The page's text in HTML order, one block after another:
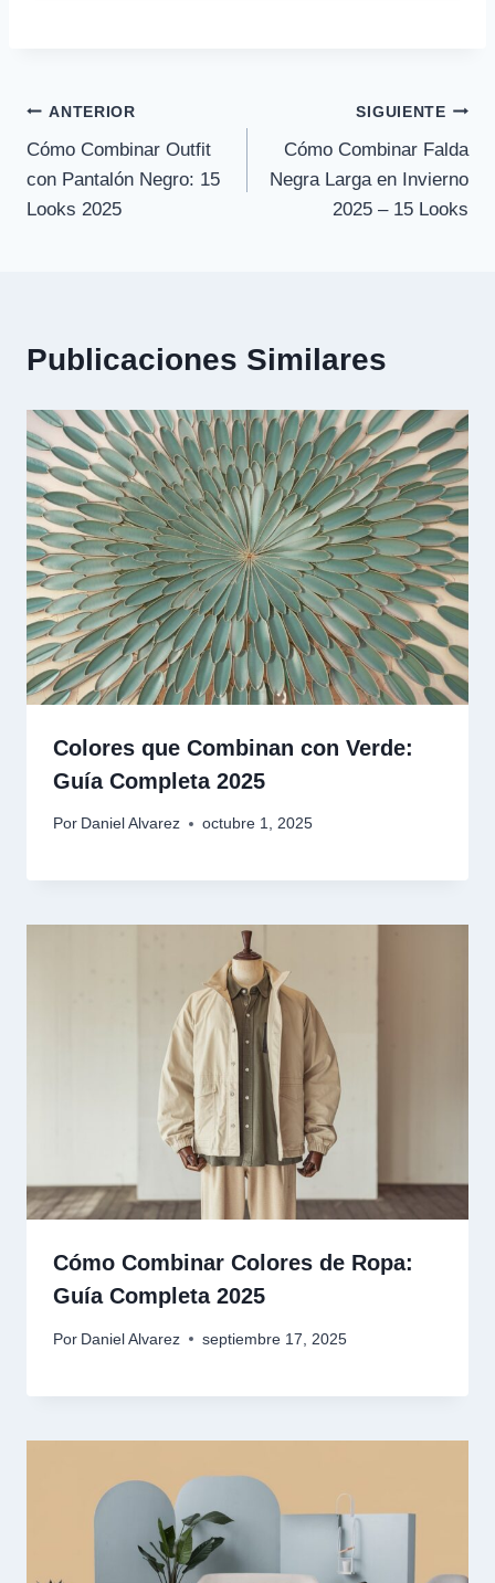
Navegación
de
entradas
ANTERIOR
Cómo Combinar Outfit
con Pantalón Negro: 15
Looks 2025
SIGUIENTE
Cómo Combinar Falda
Negra Larga en Invierno
2025 – 15 Looks
Publicaciones Similares
Colores que Combinan con Verde:
Guía Completa 2025
Por Daniel Alvarez octubre 1, 2025
Cómo Combinar Colores de Ropa:
Guía Completa 2025
Por Daniel Alvarez septiembre 17, 2025